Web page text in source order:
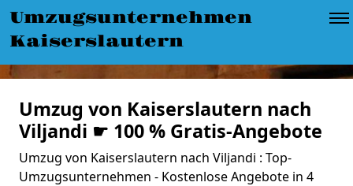
Umzugsunternehmen
Kaiserslautern
Umzug von Kaiserslautern nach
Viljandi ☛ 100 % Gratis-Angebote
Umzug von Kaiserslautern nach Viljandi : Top-
Umzugsunternehmen - Kostenlose Angebote in 4